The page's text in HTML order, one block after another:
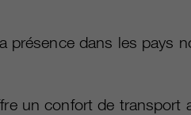
présence dans les pays
un confort de transport